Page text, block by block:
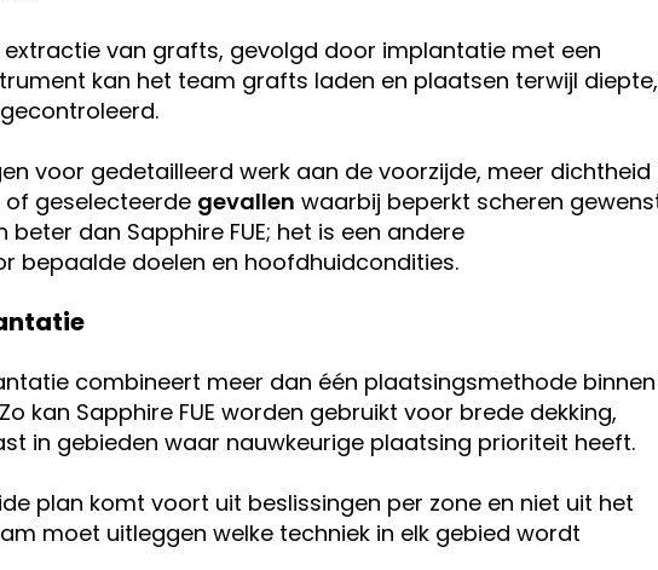
extractie van grafts, gevolgd door implantatie met een
kan het team grafts laden en plaatsen terwijl diepte,
voor gedetailleerd werk aan de voorzijde, meer dichtheid
geselecteerde gevallen waarbij beperkt scheren
beter dan Sapphire FUE; het is een andere
bepaalde doelen en hoofdhuidcondities.
combineert meer dan één plaatsingsmethode binnen
kan Sapphire FUE worden gebruikt voor brede dekking,
in gebieden waar nauwkeurige plaatsing prioriteit heeft.
plan komt voort uit beslissingen per zone en niet uit het
moet uitleggen welke techniek in elk gebied wordt